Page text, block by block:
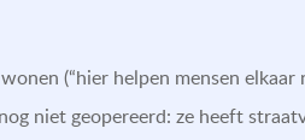
(“hier helpen mensen elkaar
niet geopereerd: ze heeft